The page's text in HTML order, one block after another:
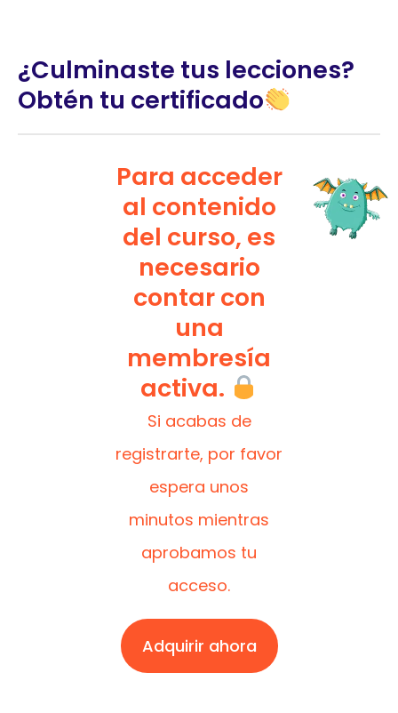
¿Culminaste tus lecciones?
Obtén tu certificado
Para acceder
al contenido
del curso, es
necesario
contar con
una
membresía
activa.
Si acabas de
registrarte, por favor
espera unos
minutos mientras
aprobamos tu
acceso.
Adquirir ahora